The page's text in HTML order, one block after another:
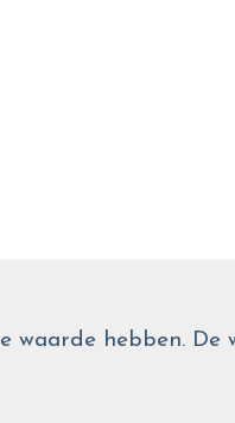
waarde hebben. De